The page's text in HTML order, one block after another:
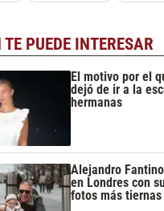
PUEDE INTERESAR
El motivo por el
dejó de ir a la
hermanas
Alejandro
en Londres con
fotos más